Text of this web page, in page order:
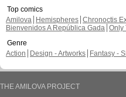
Top comics
Amilova
Hemispheres Chronoctis
Bienvenidos A República Gada Only
Genre
Action
Design - Artworks Fantasy -
THE AMILOVA PROJECT